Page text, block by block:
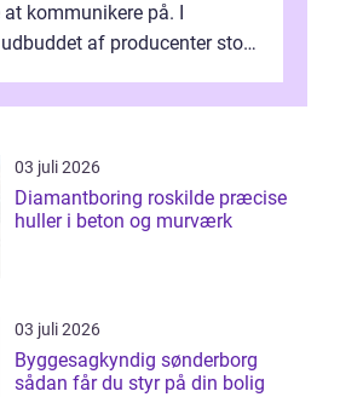
kommunikere på. I
af producenter stort,
03 juli 2026
Diamantboring roskilde præcise
huller i beton og murværk
03 juli 2026
Byggesagkyndig sønderborg
sådan får du styr på din bolig